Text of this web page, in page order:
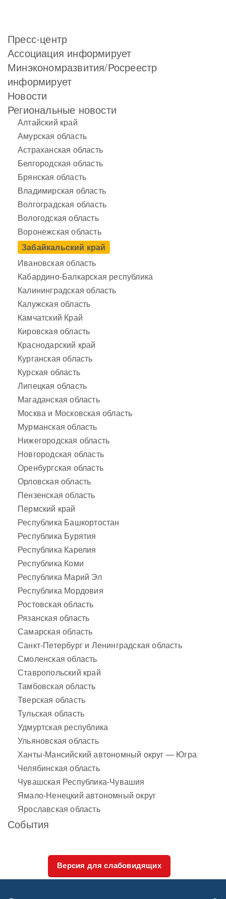
Пресс-центр
Ассоциация информирует
Минэкономразвития/Росреестр
информирует
Новости
Региональные новости
Алтайский край
Амурская область
Астраханская область
Белгородская область
Брянская область
Владимирская область
Волгоградская область
Вологодская область
Воронежская область
Забайкальский край
Ивановская область
Кабардино-Балкарская республика
Калининградская область
Калужская область
Камчатский Край
Кировская область
Краснодарский край
Курганская область
Курская область
Липецкая область
Магаданская область
Москва и Московская область
Мурманская область
Нижегородская область
Новгородская область
Оренбургская область
Орловская область
Пензенская область
Пермский край
Республика Башкортостан
Республика Бурятия
Республика Карелия
Республика Коми
Республика Марий Эл
Республика Мордовия
Ростовская область
Рязанская область
Самарская область
Санкт-Петербург и Ленинградская область
Смоленская область
Ставропольский край
Тамбовская область
Тверская область
Тульская область
Удмуртская республика
Ульяновская область
Ханты-Мансийский автономный округ — Югра
Челябинская область
Чувашская Республика-Чувашия
Ямало-Ненецкий автономный округ
Ярославская область
События
Версия для слабовидящих